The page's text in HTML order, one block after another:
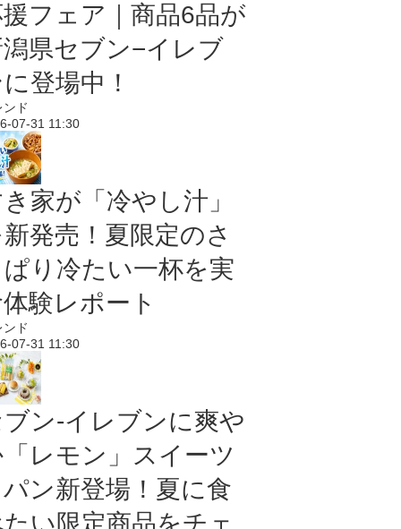
フェア｜商品6品が
県セブン−イレブ
登場中！
ンド
07-31 11:30
家が「冷やし汁」
発売！夏限定のさ
り冷たい一杯を実
験レポート
ンド
07-31 11:30
ン‐イレブンに爽や
レモン」スイーツ
ン新登場！夏に食
い限定商品をチェ